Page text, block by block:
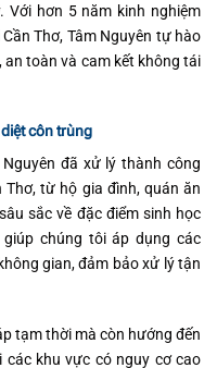
Với hơn 5 năm kinh nghiệm
Thơ, Tâm Nguyên tự hào
an toàn và cam kết không tái
côn trùng
đã xử lý thành công
từ hộ gia đình, quán ăn
sắc về đặc điểm sinh học
chúng tôi áp dụng các
gian, đảm bảo xử lý tận
tạm thời mà còn hướng đến
các khu vực có nguy cơ cao